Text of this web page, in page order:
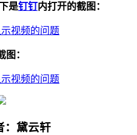
是钉钉内打开的截图：
图：
：黛云轩